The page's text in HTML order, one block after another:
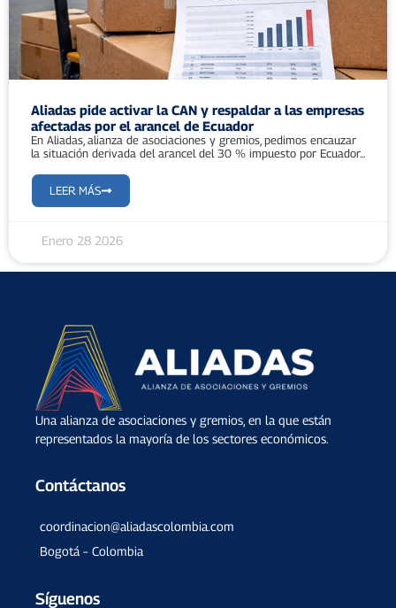
Aliadas pide activar la CAN y respaldar a las empresas
afectadas por el arancel de Ecuador
En Aliadas, alianza de asociaciones y gremios, pedimos encauzar
la situación derivada del arancel del 30 % impuesto por Ecuador...
LEER MÁS
Enero 28 2026
Una alianza de asociaciones y gremios, en la que están
representados la mayoría de los sectores económicos.
Contáctanos
coordinacion@aliadascolombia.com
Bogotá – Colombia
Síguenos